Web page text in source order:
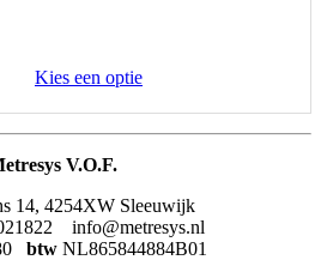
Kies een optie
V.O.F.
14, 4254XW Sleeuwijk
info@metresys.nl
btw NL865844884B01